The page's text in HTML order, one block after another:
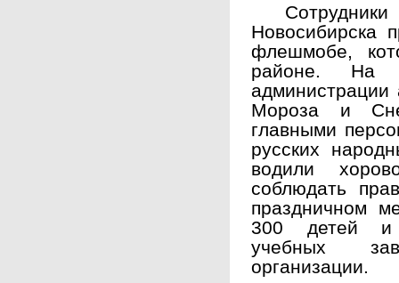
Новосибирска
флешмобе,
районе. На
Мороза и
главными
русских
водили
соблюдать
праздничном
300 детей и
учебных
организации.